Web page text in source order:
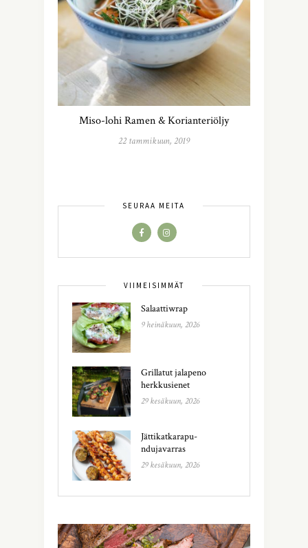
Miso-lohi Ramen & Korianteriöljy
22 tammikuun, 2019
SEURAA MEITÄ
VIIMEISIMMÄT
Salaattiwrap
9 heinäkuun, 2026
Grillatut jalapeno
herkkusienet
29 kesäkuun, 2026
Jättikatkarapu-
ndujavarras
29 kesäkuun, 2026